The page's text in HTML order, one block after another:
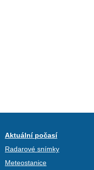
Aktuální počasí
Radarové snímky
Meteostanice